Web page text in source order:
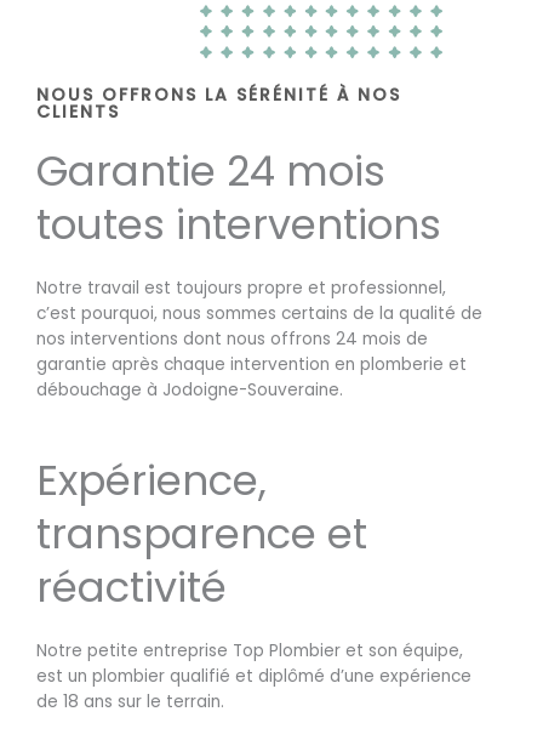
NOUS OFFRONS LA SÉRÉNITÉ À NOS
CLIENTS
Garantie 24 mois
toutes interventions
Notre travail est toujours propre et professionnel,
c’est pourquoi, nous sommes certains de la qualité de
nos interventions dont nous offrons 24 mois de
garantie après chaque intervention en plomberie et
débouchage à Jodoigne-Souveraine.
Expérience,
transparence et
réactivité
Notre petite entreprise Top Plombier et son équipe,
est un plombier qualifié et diplômé d’une expérience
de 18 ans sur le terrain.